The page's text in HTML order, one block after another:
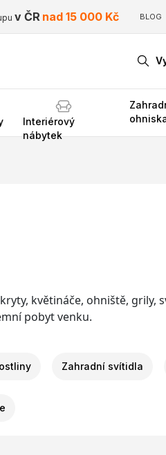
v ČR nad 15 000 Kč BLOG
Interiérový
nábytek
květináče, ohniště, grily,
pobyt venku.
Zahradní svítidla